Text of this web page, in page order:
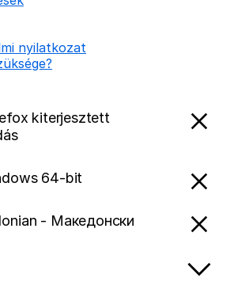
nyilatkozat
kiterjesztett
64-bit
- Македонски